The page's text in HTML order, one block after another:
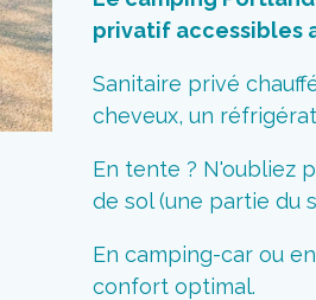
privatif accessibles
Sanitaire privé
cheveux, un
En tente ? N'oubliez
de sol (une partie du
En camping-car ou
confort optimal.